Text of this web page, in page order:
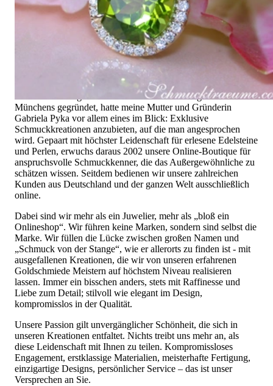
Hochwertiger Schmuck ist vor allem eine Frage des
Vertrauens. Zugleich sollte er so einzigartig sein wie die Frau,
die ihn trägt. Schmuck „von der Stange“ werden Sie daher bei
uns ebenso wenig finden wie Hotlines mit langen
Hochwertiger Schmuck ist mehr als „nur ein Accessoire“ - das
ist nicht nur unsere Überzeugung, sondern auch der Gedanke,
mit dem alles begann. 1995 als kleines Juweliergeschäft nahe
Münchens gegründet, hatte meine Mutter und Gründerin
Gabriela Pyka vor allem eines im Blick: Exklusive
Schmuckkreationen anzubieten, auf die man angesprochen
wird. Gepaart mit höchster Leidenschaft für erlesene Edelsteine
und Perlen, erwuchs daraus 2002 unsere Online-Boutique für
anspruchsvolle Schmuckkenner, die das Außergewöhnliche zu
schätzen wissen. Seitdem bedienen wir unsere zahlreichen
Kunden aus Deutschland und der ganzen Welt ausschließlich
online.
Dabei sind wir mehr als ein Juwelier, mehr als „bloß ein
Onlineshop“. Wir führen keine Marken, sondern sind selbst die
Marke. Wir füllen die Lücke zwischen großen Namen und
„Schmuck von der Stange“, wie er allerorts zu finden ist - mit
ausgefallenen Kreationen, die wir von unseren erfahrenen
Goldschmiede Meistern auf höchstem Niveau realisieren
lassen. Immer ein bisschen anders, stets mit Raffinesse und
Liebe zum Detail; stilvoll wie elegant im Design,
kompromisslos in der Qualität.
Unsere Passion gilt unvergänglicher Schönheit, die sich in
unseren Kreationen entfaltet. Nichts treibt uns mehr an, als
diese Leidenschaft mit Ihnen zu teilen. Kompromissloses
Engagement, erstklassige Materialien, meisterhafte Fertigung,
einzigartige Designs, persönlicher Service – das ist unser
Versprechen an Sie.